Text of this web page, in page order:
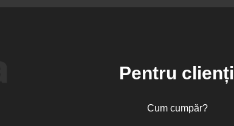
Pentru clienți
Cum cumpăr?